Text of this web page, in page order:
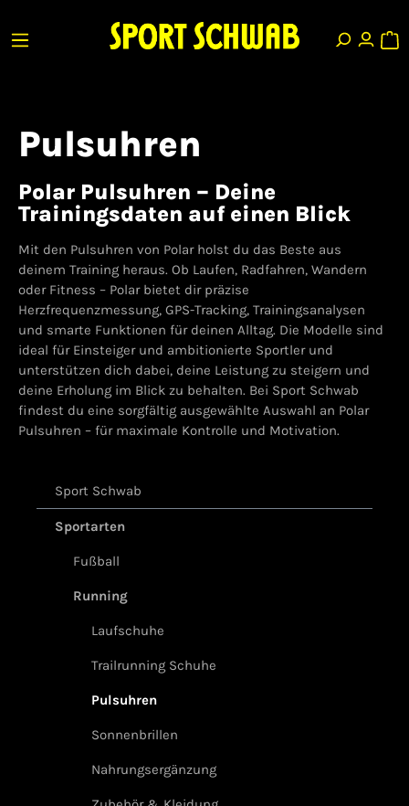
Pulsuhren
Polar Pulsuhren – Deine
Trainingsdaten auf einen Blick
Mit den Pulsuhren von Polar holst du das Beste aus
deinem Training heraus. Ob Laufen, Radfahren, Wandern
oder Fitness – Polar bietet dir präzise
Herzfrequenzmessung, GPS-Tracking, Trainingsanalysen
und smarte Funktionen für deinen Alltag. Die Modelle sind
ideal für Einsteiger und ambitionierte Sportler und
unterstützen dich dabei, deine Leistung zu steigern und
deine Erholung im Blick zu behalten. Bei Sport Schwab
findest du eine sorgfältig ausgewählte Auswahl an Polar
Pulsuhren – für maximale Kontrolle und Motivation.
Sport Schwab
Sportarten
Fußball
Running
Laufschuhe
Trailrunning Schuhe
Pulsuhren
Sonnenbrillen
Nahrungsergänzung